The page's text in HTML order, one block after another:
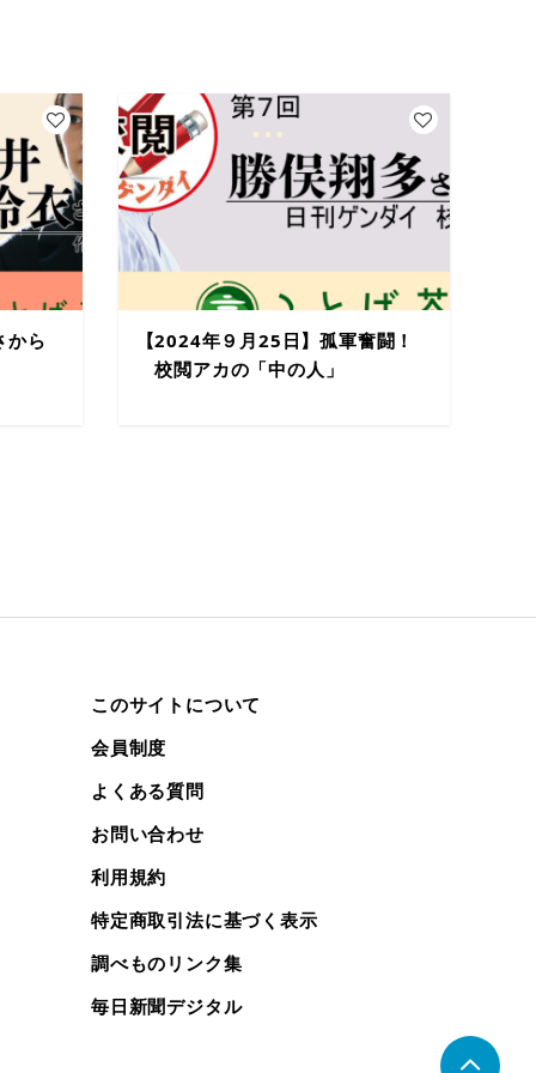
から
【2024年９月25日】孤軍奮闘！
校閲アカの「中の人」
このサイトについて
会員制度
よくある質問
お問い合わせ
利用規約
特定商取引法に基づく表示
調べものリンク集
毎日新聞デジタル